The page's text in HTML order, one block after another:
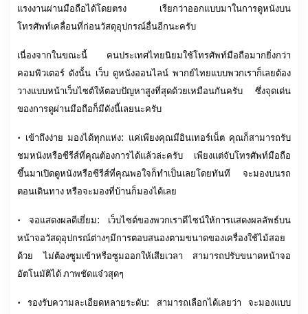
แรงงานผ่านมือถือได้โดยตรง เรียกว่าออกแบบมาในการดูหนังบน
โทรศัพท์เคลื่อนที่ก่อนวัสดุอุปกรณ์อื่นอีกนะครับ
เนื่องจากในขณะนี้ คนประเทศไทยนิยมใช้โทรศัพท์มือถือมากยิ่งกว่า
คอมพิวเตอร์ ดังนั้น เว็บ ดูหนังออนไลน์ พากย์ไทยแบบพวกเราก็เลยต้อง
วางแบบหน้าเว็บไซต์ให้ตอบปัญหาสูงที่สุดด้วยเหมือนกันครับ ซึ่งจุดเด่น
ของการดูผ่านมือถือก็มีดังนี้เลยนะครับ
• เข้าถึงง่าย มองได้ทุกแห่ง: แค่เพียงคุณมีอินเทอร์เน็ต คุณก็สามารถรับ
ชมหนังหรือซีรีส์ที่คุณต้องการได้แล้วล่ะครับ เพียงแต่จับโทรศัพท์มือถือ
ขึ้นมาเปิดดูหนังหรือซีรีส์ที่คุณพอใจก็ทำเป็นเลยโดยทันที จะมองบนรถ
ตอนเดินทาง หรือจะมองที่บ้านก็มองได้เลย
• จอแสดงผลดีเยี่ยม: เว็บไซต์ของพวกเราดีไซน์ให้การแสดงผลลัพธ์บน
หน้าจอวัสดุอุปกรณ์ต่างๆมีการตอบสนองตามขนาดของเครื่องใช้ไม้สอย
ด้วย ไม่ต้องซูมเข้าหรือซูมออกให้เสียเวลา สามารถปรับขนาดหน้าจอ
อัตโนมัติได้ ภาพชัดแจ๋วสุดๆ
• รองรับความละเอียดหลายระดับ: สามารถเลือกได้เลยว่า จะมองแบบ